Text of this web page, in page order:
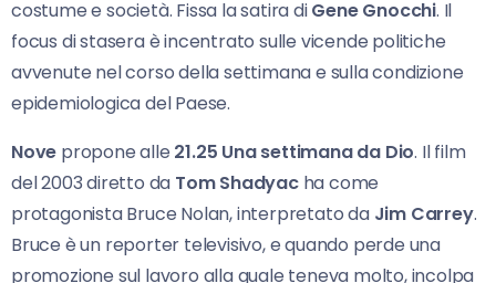
costume e società. Fissa la satira diGene Gnocchi. Il
focus di stasera è incentrato sulle vicende politiche
avvenute nel corso della settimana e sulla condizione
epidemiologica del Paese.
Nove propone alle 21.25 Una settimana da Dio. Il film
del 2003 diretto da Tom Shadyacha come
protagonista Bruce Nolan, interpretato da Jim Carrey.
Bruce è un reporter televisivo, e quando perde una
promozione sul lavoro alla quale teneva molto, incolpa